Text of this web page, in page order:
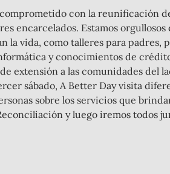
con la reunificación
encarcelados. Estamos
la vida, como talleres para padres,
y conocimientos de
sábado, A Better Day visita
sobre los servicios que
y luego iremos todos